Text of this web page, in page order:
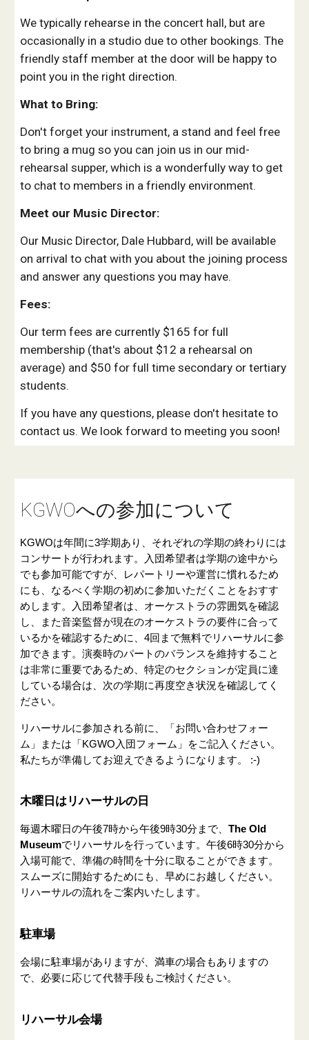
We typically rehearse in the concert hall, but are
occasionally in a studio due to other bookings. The
friendly staff member at the door will be happy to
point you in the right direction.
What to Bring:
Don't forget your instrument, a stand and feel free
to bring a mug so you can join us in our mid-
rehearsal supper, which is a wonderfully way to get
to chat to members in a friendly environment.
Meet our Music Director:
Our Music Director, Dale Hubbard, will be available
on arrival to chat with you about the joining process
and answer any questions you may have.
Fees:
Our term fees are currently $165 for full
membership (that's about $12 a rehearsal on
average) and $50 for full time secondary or tertiary
students.
If you have any questions, please don't hesitate to
contact us. We look forward to meeting you soon!
KGWOへの参加について
KGWOは年間に3学期あり、それぞれの学期の終わりには
コンサートが行われます。入団希望者は学期の途中から
でも参加可能ですが、レパートリーや運営に慣れるため
にも、なるべく学期の初めに参加いただくことをおすす
めします。入団希望者は、オーケストラの雰囲気を確認
し、また音楽監督が現在のオーケストラの要件に合って
いるかを確認するために、4回まで無料でリハーサルに参
加できます。演奏時のパートのバランスを維持すること
は非常に重要であるため、特定のセクションが定員に達
している場合は、次の学期に再度空き状況を確認してく
ださい。
リハーサルに参加される前に、「お問い合わせフォー
ム」または「KGWO入団フォーム」をご記入ください。
私たちが準備してお迎えできるようになります。 :-)
木曜日はリハーサルの日
毎週木曜日の午後7時から午後9時30分まで、The Old
Museumでリハーサルを行っています。午後6時30分から
入場可能で、準備の時間を十分に取ることができます。
スムーズに開始するためにも、早めにお越しください。
リハーサルの流れをご案内いたします。
駐車場
会場に駐車場がありますが、満車の場合もありますの
で、必要に応じて代替手段もご検討ください。
リハーサル会場